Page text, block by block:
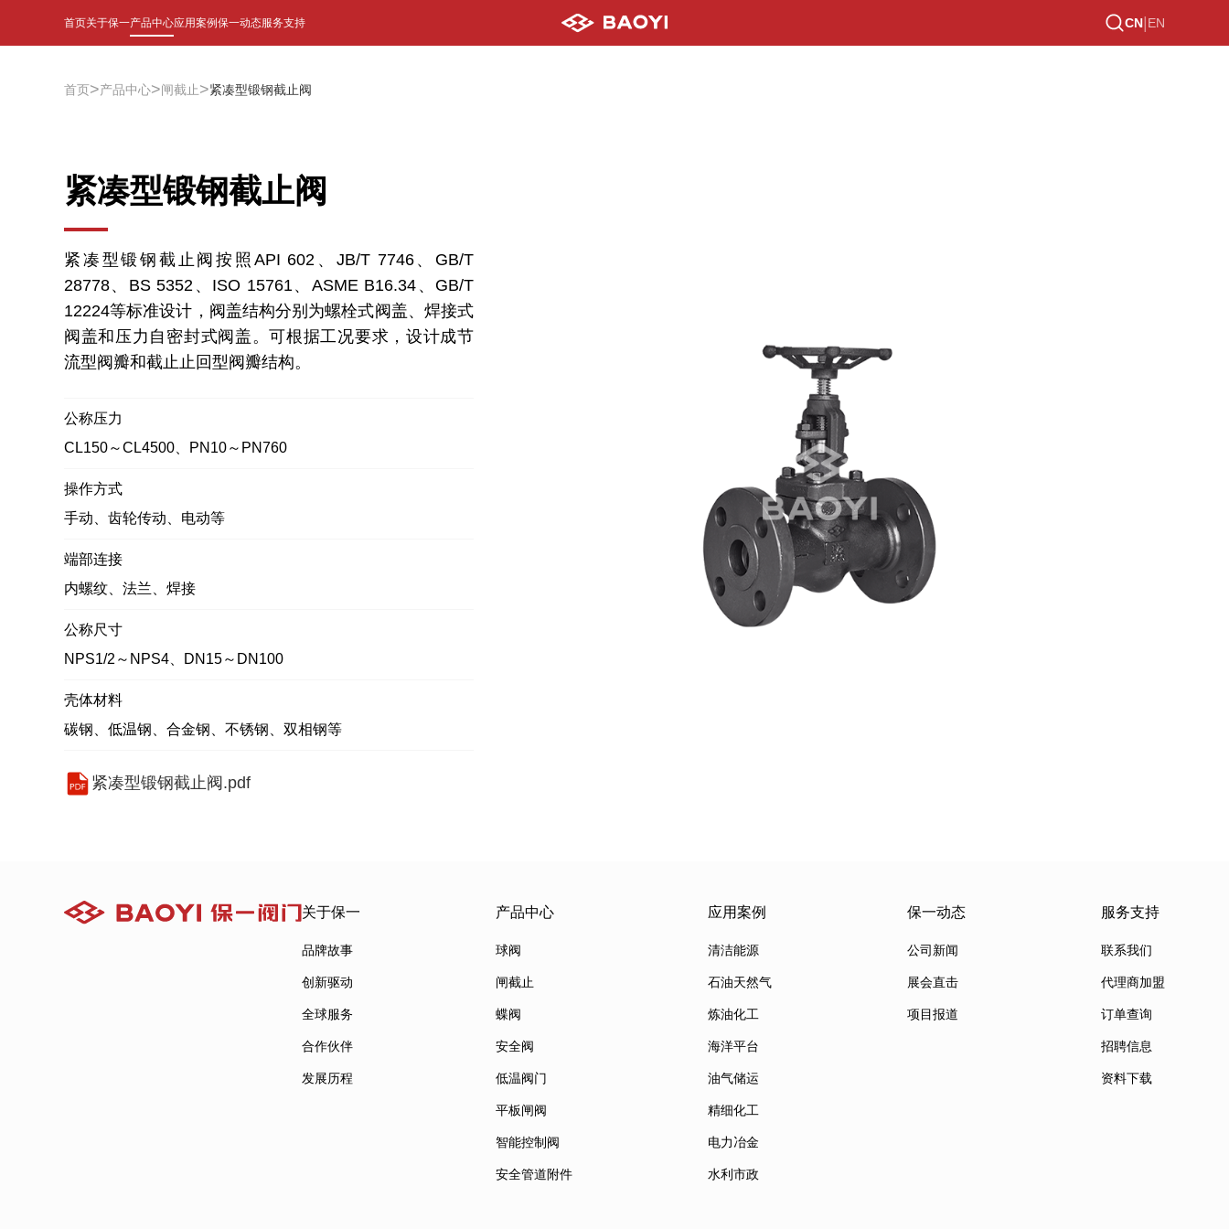
首页关于保一产品中心应用案例保一动态服务支持 CN|EN
首页>产品中心>闸截止>紧凑型锻钢截止阀
紧凑型锻钢截止阀
紧凑型锻钢截止阀按照API 602、JB/T 7746、GB/T
28778、BS 5352、ISO 15761、ASME B16.34、GB/T
12224等标准设计，阀盖结构分别为螺栓式阀盖、焊接式
阀盖和压力自密封式阀盖。可根据工况要求，设计成节
流型阀瓣和截止止回型阀瓣结构。
公称压力
CL150～CL4500、PN10～PN760
操作方式
手动、齿轮传动、电动等
端部连接
内螺纹、法兰、焊接
公称尺寸
NPS1/2～NPS4、DN15～DN100
壳体材料
碳钢、低温钢、合金钢、不锈钢、双相钢等
紧凑型锻钢截止阀.pdf
关于保一
品牌故事
创新驱动
全球服务
合作伙伴
发展历程
产品中心
球阀
闸截止
蝶阀
安全阀
低温阀门
平板闸阀
智能控制阀
安全管道附件
应用案例
清洁能源
石油天然气
炼油化工
海洋平台
油气储运
精细化工
电力冶金
水利市政
保一动态
公司新闻
展会直击
项目报道
服务支持
联系我们
代理商加盟
订单查询
招聘信息
资料下载